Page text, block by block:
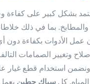
بشكل كبير على
بما في ذلك
عمل الأدوات بكفاءة
وتغيير الصمامات
ونضمن استخدام قطع
كلسباك حطين